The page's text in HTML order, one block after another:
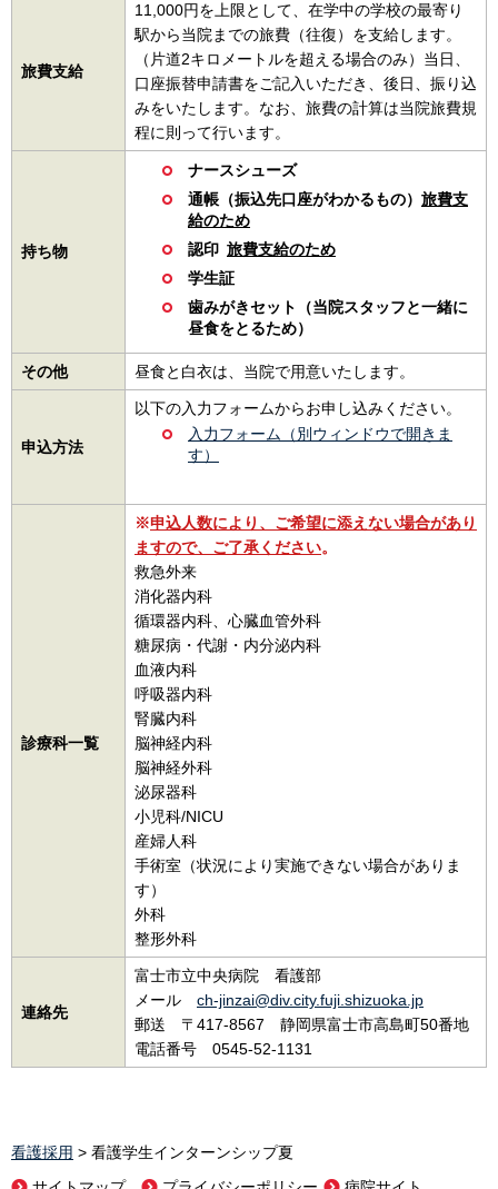
旅費支給
11,000円を上限として、在学中の学校の最寄り
駅から当院までの旅費（往復）を支給します。
（片道2キロメートルを超える場合のみ）当日、
口座振替申請書をご記入いただき、後日、振り込
みをいたします。なお、旅費の計算は当院旅費規
程に則って行います。
持ち物
ナースシューズ
通帳（振込先口座がわかるもの） 旅費支
給のため
認印 旅費支給のため
学生証
歯みがきセット（当院スタッフと一緒に
昼食をとるため）
その他 昼食と白衣は、当院で用意いたします。
申込方法
以下の入力フォームからお申し込みください。
入力フォーム（別ウィンドウで開きま
す）
診療科一覧
※申込人数により、ご希望に添えない場合があり
ますので、ご了承ください。
救急外来
消化器内科
循環器内科、心臓血管外科
糖尿病・代謝・内分泌内科
血液内科
呼吸器内科
腎臓内科
脳神経内科
脳神経外科
泌尿器科
小児科/NICU
産婦人科
手術室（状況により実施できない場合がありま
す）
外科
整形外科
連絡先
富士市立中央病院 看護部
メール ch-jinzai@div.city.fuji.shizuoka.jp
郵送
〒 417-8567 静岡県富士市高島町50番地
電話番号 0545-52-1131
看護採用 > 看護学生インターンシップ夏